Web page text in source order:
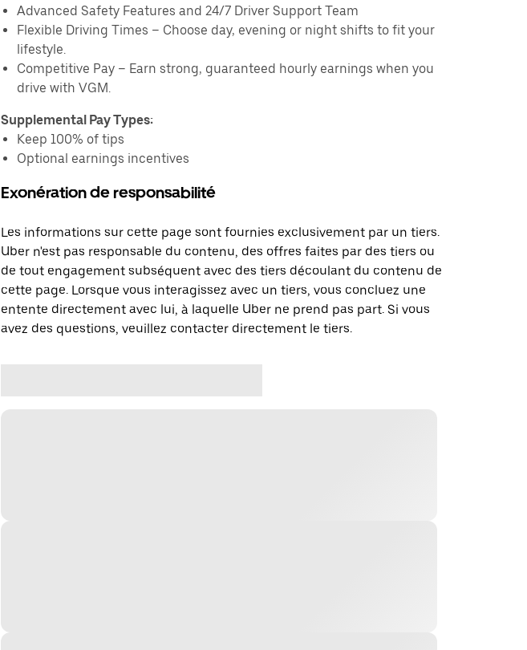
Advanced Safety Features and 24/7 Driver Support Team
Flexible Driving Times – Choose day, evening or night shifts to fit your
lifestyle.
Competitive Pay – Earn strong, guaranteed hourly earnings when you
drive with VGM.
Supplemental Pay Types:
Keep 100% of tips
Optional earnings incentives
Exonération de responsabilité
Les informations sur cette page sont fournies exclusivement par un tiers.
Uber n'est pas responsable du contenu, des offres faites par des tiers ou
de tout engagement subséquent avec des tiers découlant du contenu de
cette page. Lorsque vous interagissez avec un tiers, vous concluez une
entente directement avec lui, à laquelle Uber ne prend pas part. Si vous
avez des questions, veuillez contacter directement le tiers.